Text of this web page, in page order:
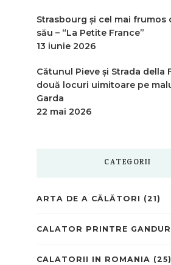
Strasbourg și cel mai frumos
său – “La Petite France”
13 iunie 2026
Cătunul Pieve și Strada della
două locuri uimitoare pe
Garda
22 mai 2026
CATEGORII
ARTA DE A CĂLĂTORI (21)
CALATOR PRINTRE
CALATORII IN ROMANIA (25)